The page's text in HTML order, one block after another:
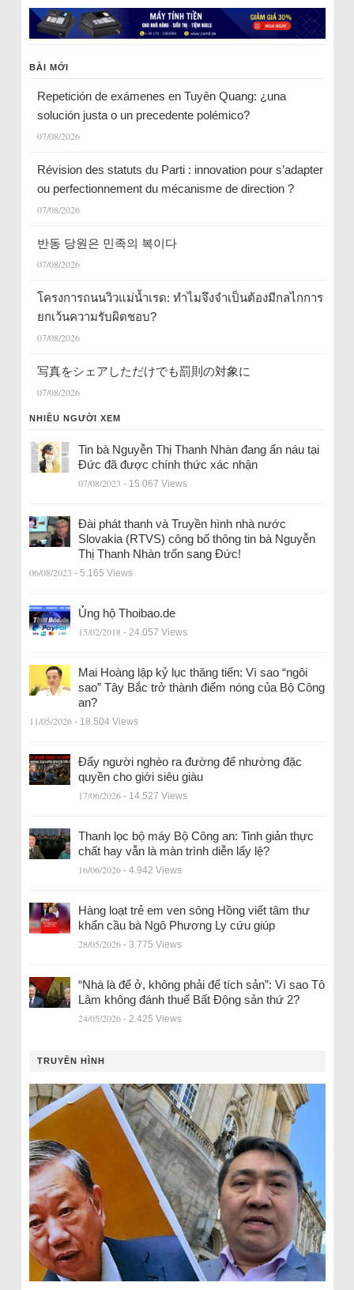
BÀI MỚI
Repetición de exámenes en Tuyên Quang: ¿una
solución justa o un precedente polémico?
07/08/2026
Révision des statuts du Parti : innovation pour s’adapter
ou perfectionnement du mécanisme de direction ?
07/08/2026
반동 당원은 민족의 복이다
07/08/2026
โครงการถนนวิวแม่น้ำเรด: ทำไมจึงจำเป็นต้องมีกลไกการ
ยกเว้นความรับผิดชอบ?
07/08/2026
写真をシェアしただけでも罰則の対象に
07/08/2026
NHIỀU NGƯỜI XEM
Tin bà Nguyễn Thị Thanh Nhàn đang ẩn náu tại
Đức đã được chính thức xác nhận
07/08/2023 - 15.067 Views
Đài phát thanh và Truyền hình nhà nước
Slovakia (RTVS) công bố thông tin bà Nguyễn
Thị Thanh Nhàn trốn sang Đức!
06/08/2023 - 5.165 Views
Ủng hộ Thoibao.de
15/02/2018 - 24.057 Views
Mai Hoàng lập kỷ lục thăng tiến: Vì sao “ngôi
sao” Tây Bắc trở thành điểm nóng của Bộ Công
an?
11/05/2026 - 18.504 Views
Đẩy người nghèo ra đường để nhường đặc
quyền cho giới siêu giàu
17/06/2026 - 14.527 Views
Thanh lọc bộ máy Bộ Công an: Tinh giản thực
chất hay vẫn là màn trình diễn lấy lệ?
16/06/2026 - 4.942 Views
Hàng loạt trẻ em ven sông Hồng viết tâm thư
khẩn cầu bà Ngô Phương Ly cứu giúp
28/05/2026 - 3.775 Views
“Nhà là để ở, không phải để tích sản”: Vì sao Tô
Lâm không đánh thuế Bất Động sản thứ 2?
24/05/2026 - 2.425 Views
TRUYỀN HÌNH